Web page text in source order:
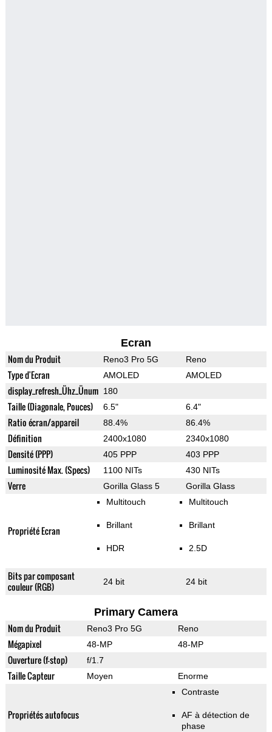
Ecran
Nom du Produit Reno3 Pro 5G Reno
Type d'Ecran AMOLED AMOLED
display_refresh_Ühz_Ünum 180
Taille (Diagonale, Pouces) 6.5" 6.4"
Ratio écran/appareil 88.4% 86.4%
Définition 2400x1080 2340x1080
Densité (PPP) 405 PPP 403 PPP
Luminosité Max. (Specs) 1100 NITs 430 NITs
Verre Gorilla Glass 5 Gorilla Glass
Propriété Ecran
Multitouch
Brillant
HDR
Multitouch
Brillant
2.5D
Bits par composant
couleur (RGB)
24 bit 24 bit
Primary Camera
Nom du Produit Reno3 Pro 5G Reno
Mégapixel 48-MP 48-MP
Ouverture (f-stop) f/1.7
Taille Capteur Moyen Enorme
Propriétés autofocus
Contraste
AF à détection de
phase